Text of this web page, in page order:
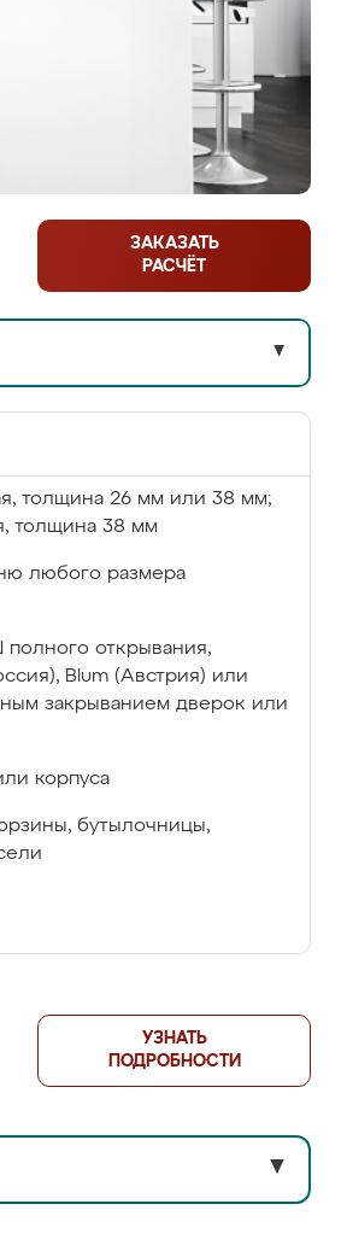
ЗАКАЗАТЬ
РАСЧЁТ
▼
толщина 26 мм или 38 мм;
толщина 38 мм
любого размера
полного открывания,
Blum (Австрия) или
закрыванием дверок или
корпуса
бутылочницы,
УЗНАТЬ
ПОДРОБНОСТИ
▼